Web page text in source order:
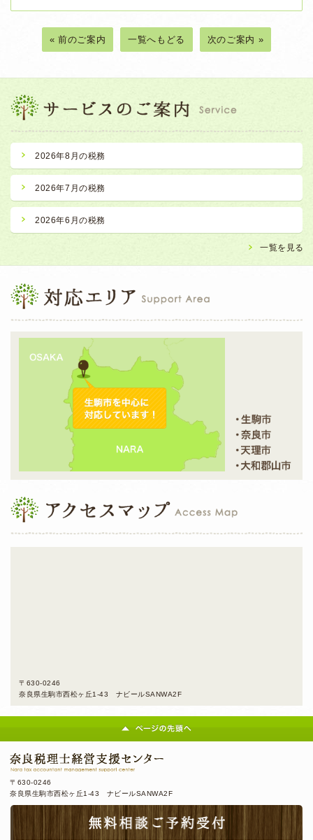
« 前のご案内 一覧へもどる 次のご案内 »
2026年8月の税務
2026年7月の税務
2026年6月の税務
一覧を見る
〒630-0246
奈良県生駒市西松ヶ丘1-43 ナビールSANWA2F
〒630-0246
奈良県生駒市西松ヶ丘1-43 ナビールSANWA2F